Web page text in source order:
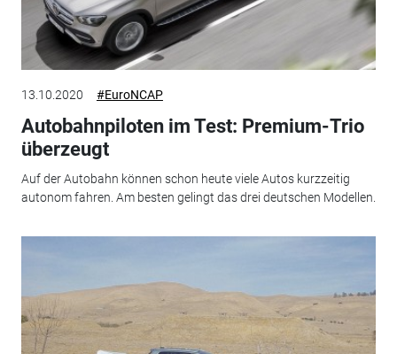
13.10.2020 #EuroNCAP
Autobahnpiloten im Test: Premium-Trio
überzeugt
Auf der Autobahn können schon heute viele Autos kurzzeitig
autonom fahren. Am besten gelingt das drei deutschen Modellen.